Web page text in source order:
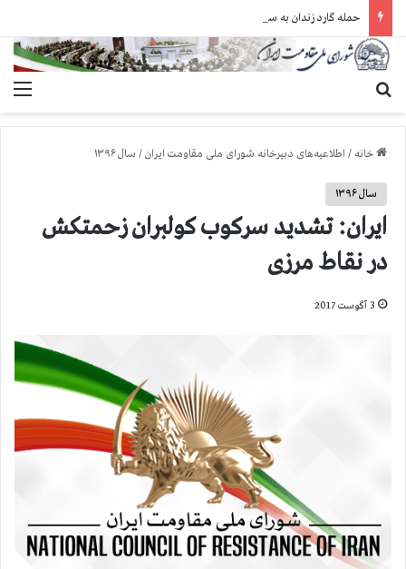
خانه / اطلاعیه‌های دبیرخانه شورای ملی مقاومت ایران/ سال ۱۳۹۶
سال ۱۳۹۶
ایران: تشدید سرکوب کولبران زحمتکش
در نقاط مرزی
3 آگوست 2017